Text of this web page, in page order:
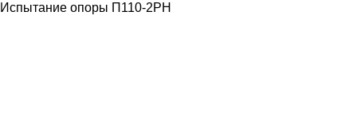
Испытание опоры П110-2РН